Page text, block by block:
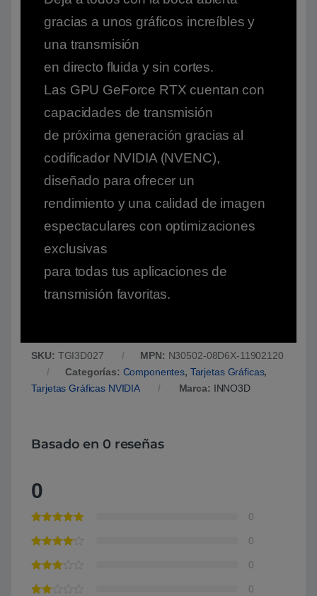
gracias a unos gráficos increíbles y
una transmisión
en directo fluida y sin cortes.
Las GPU GeForce RTX cuentan con
capacidades de transmisión
de próxima generación gracias al
codificador NVIDIA (NVENC),
diseñado para ofrecer un
rendimiento y una calidad de imagen
espectaculares con optimizaciones
exclusivas
para todas tus aplicaciones de
transmisión favoritas.
SKU: TGI3D027 MPN: N30502-08D6X-11902120
Categorías: Componentes, Tarjetas Gráficas,
Tarjetas Gráficas NVIDIA
Marca: INNO3D
Basado en 0 reseñas
0
0
0
0
0